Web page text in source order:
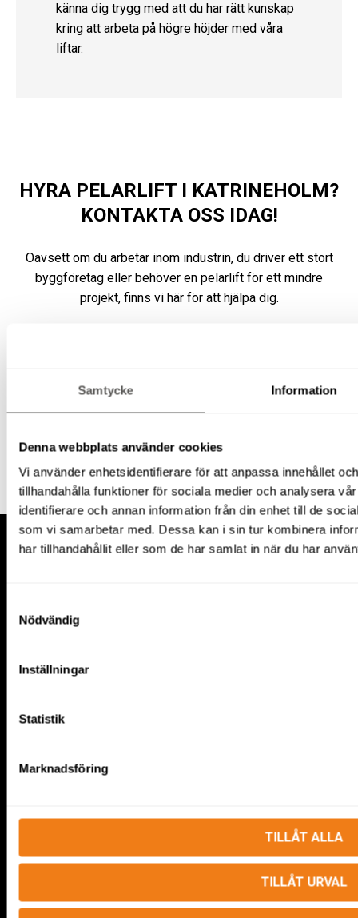
Samtycke Information
Denna webbplats använder cookies
Vi använder enhetsidentifierare för att anpassa innehållet
tillhandahålla funktioner för sociala medier och analysera
identifierare och annan information från din enhet till de
som vi samarbetar med. Dessa kan i sin tur kombinera
har tillhandahållit eller som de har samlat in när du har
Nödvändig
Inställningar
Statistik
Marknadsföring
TILLÅT ALLA
TILLÅT URVAL
känna dig trygg med att du har rätt kunskap
kring att arbeta på högre höjder med våra
liftar.
HYRA PELARLIFT I KATRINEHOLM?
KONTAKTA OSS IDAG!
Oavsett om du arbetar inom industrin, du driver ett stort
byggföretag eller behöver en pelarlift för ett mindre
projekt, finns vi här för att hjälpa dig.
Ripskogs Lift & Maskin – en trygg och smidig lösning
för ditt arbete på höjd!
Kontakt
Norrköping Norr:
602 23 Norrköping